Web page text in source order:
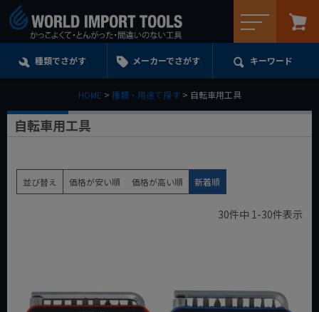
種類でさがす メーカーでさがす キーワード
HOME 種類・用途で探す 自転車用工具
自転車用工具
並び替え 価格が安い順 価格が高い順 新着順
30件中 1-30件表示